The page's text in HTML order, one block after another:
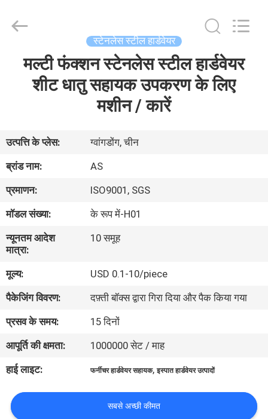
वीडियो
बारे
में
कारखाना
भ्रमण
गुणवत्ता
नियंत्रण
संपर्क
करें
Ansheng
Display
Reserved.
स्टेनलेस स्टील हार्डवेयर
मल्टी फंक्शन स्टेनलेस स्टील हार्डवेयर
शीट धातु सहायक उपकरण के लिए
मशीन / कारें
उत्पत्ति के प्लेस:
ग्वांगडोंग, चीन
ब्रांड नाम:
AS
प्रमाणन:
ISO9001, SGS
मॉडल संख्या:
के रूप में-H01
न्यूनतम आदेश
मात्रा:
10 समूह
मूल्य:
USD 0.1-10/piece
पैकेजिंग विवरण:
दफ़्ती बॉक्स द्वारा गिरा दिया और पैक किया गया
प्रसव के समय:
15 दिनों
आपूर्ति की क्षमता:
1000000 सेट / माह
हाई लाइट:
फर्नीचर हार्डवेयर सहायक,इस्पात हार्डवेयर उत्पादों
सबसे अच्छी कीमत